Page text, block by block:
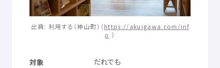
出典: 利用する（神山町）（https://akuigawa.com/inf
o ）
対象 だれでも